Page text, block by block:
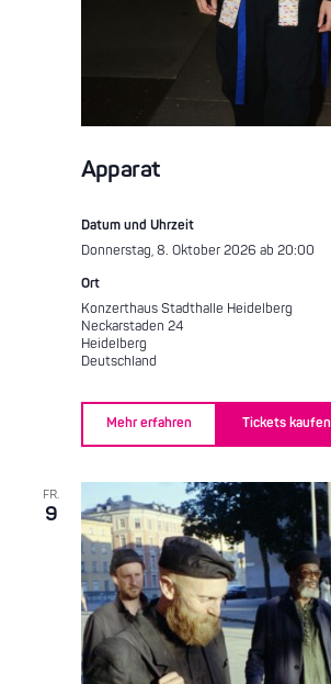
Apparat
Datum und Uhrzeit
Donnerstag, 8. Oktober 2026 ab 20:00
Ort
Konzerthaus Stadthalle Heidelberg
Neckarstaden 24
Heidelberg
Deutschland
Mehr erfahren Tickets kaufen
FR.
9